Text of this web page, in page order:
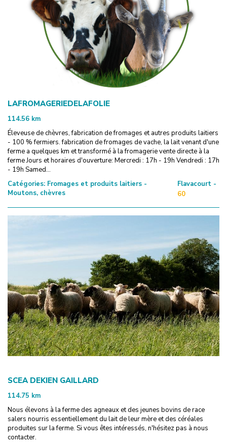
LAFROMAGERIEDELAFOLIE
114.56 km
Éleveuse de chèvres, fabrication de fromages et autres produits laitiers
- 100 % fermiers. fabrication de fromages de vache, la lait venant d'une
ferme a quelques km et transformé à la fromagerie vente directe à la
ferme Jours et horaires d'ouverture: Mercredi : 17h - 19h Vendredi : 17h
- 19h Samed...
Catégories: Fromages et produits laitiers -
Moutons, chèvres
Flavacourt -
60
SCEA DEKIEN GAILLARD
114.75 km
Nous élevons à la ferme des agneaux et des jeunes bovins de race
salers nourris essentiellement du lait de leur mère et des céréales
produites sur la ferme. Si vous êtes intéressés, n'hésitez pas à nous
contacter.